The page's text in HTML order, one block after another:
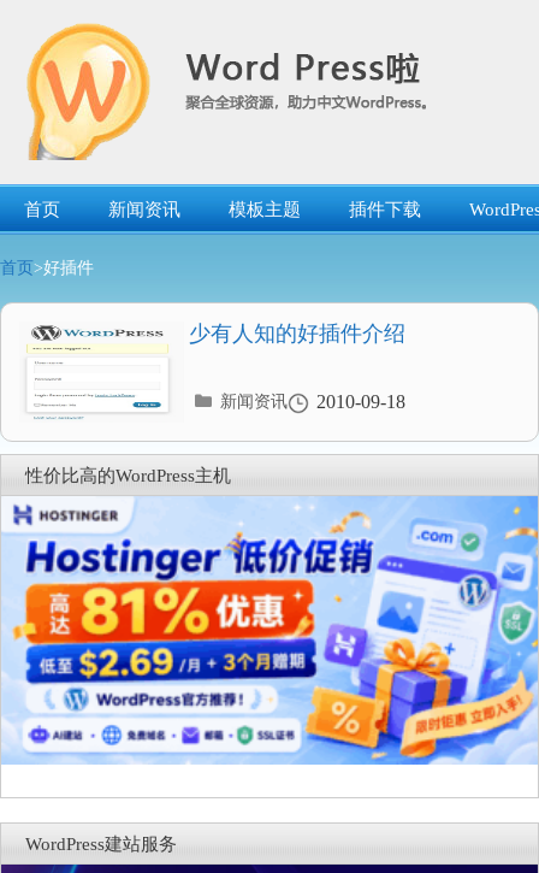
首页 新闻资讯 模板主题 插件下载
首页 >好插件
少有人知的好插件介绍
2010-09-18
分
录
新闻资讯
性价比高的WordPress主机
WordPress建站服务